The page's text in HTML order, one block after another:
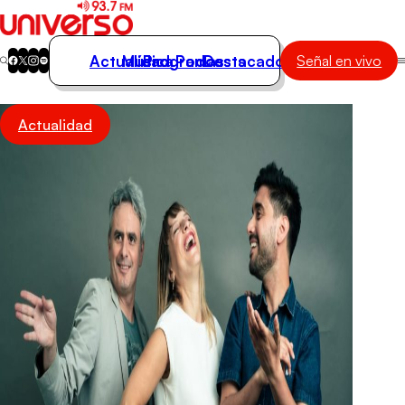
Actualidad
Música
Actualidad
Música
Programas
Podcasts
Destacados Señal en vivo
Actualidad